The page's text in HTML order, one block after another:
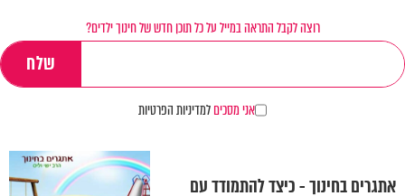
רוצה לקבל התראה במייל על כל תוכן חדש של חינוך ילדים?
אני מסכיםלמדיניות הפרטיות
אתגרים בחינוך - כיצד להתמודד עם